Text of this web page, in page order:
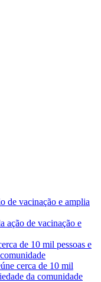
ação de vacinação e
cerca de 10 mil
da comunidade